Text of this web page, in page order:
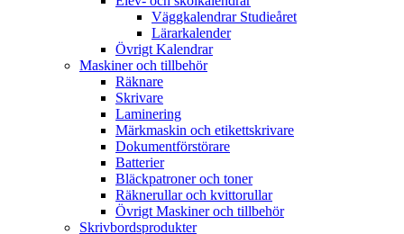
Väggkalendrar Studieåret
Lärarkalender
Övrigt Kalendrar
Maskiner och tillbehör
Räknare
Skrivare
Laminering
Märkmaskin och etikettskrivare
Dokumentförstörare
Batterier
Bläckpatroner och toner
Räknerullar och kvittorullar
Övrigt Maskiner och tillbehör
Skrivbordsprodukter